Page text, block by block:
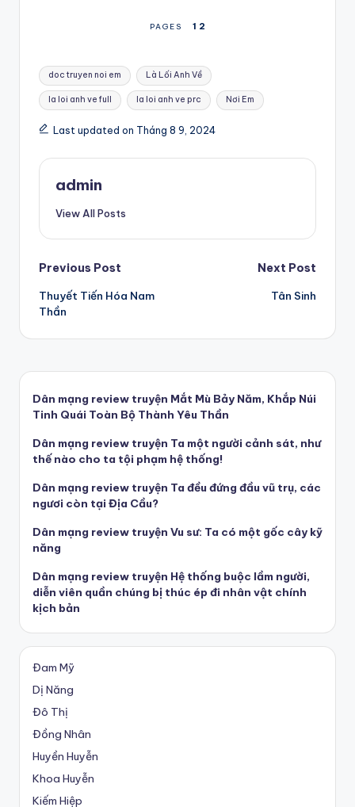
PAGES 1 2
Tags:
doc truyen noi em Là Lối Anh Về
la loi anh ve full la loi anh ve prc Nơi Em
Last updated on Tháng 8 9, 2024
admin
View All Posts
Post
navigation
Previous Post
Thuyết Tiến Hóa Nam
Thần
Next Post
Tân Sinh
Dân mạng review truyện Mắt Mù Bảy Năm, Khắp Núi
Tinh Quái Toàn Bộ Thành Yêu Thần
Dân mạng review truyện Ta một người cảnh sát, như
thế nào cho ta tội phạm hệ thống!
Dân mạng review truyện Ta đều đứng đầu vũ trụ, các
ngươi còn tại Địa Cầu?
Dân mạng review truyện Vu sư: Ta có một gốc cây kỹ
năng
Dân mạng review truyện Hệ thống buộc lầm người,
diễn viên quần chúng bị thúc ép đi nhân vật chính
kịch bản
Đam Mỹ
Dị Năng
Đô Thị
Đồng Nhân
Huyền Huyễn
Khoa Huyễn
Kiếm Hiệp